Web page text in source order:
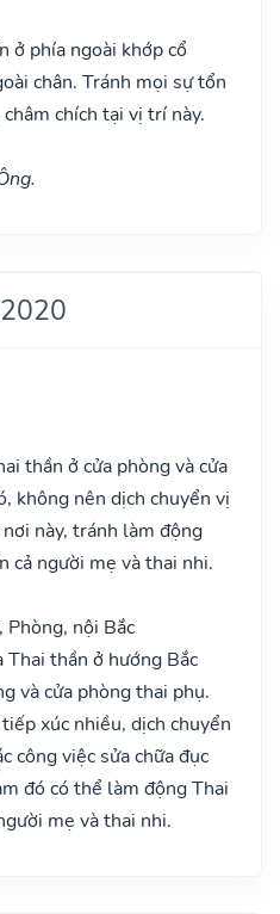
ở phía ngoài khớp cổ
chân. Tránh mọi sự tổn
chích tại vị trí này.
thần ở cửa phòng và cửa
không nên dịch chuyển vị
này, tránh làm động
cả người mẹ và thai nhi.
nội Bắc
Thai thần ở hướng Bắc
và cửa phòng thai phụ.
xúc nhiều, dịch chuyển
công việc sửa chữa đục
đó có thể làm động Thai
mẹ và thai nhi.